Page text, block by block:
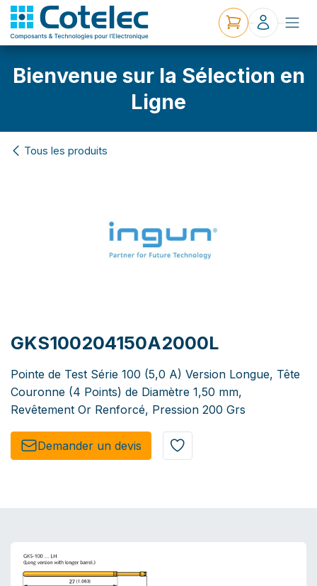
Bienvenue sur la Sélection en
Ligne
Tous les produits
GKS100204150A2000L
Pointe de Test Série 100 (5,0 A) Version Longue, Tête
Couronne (4 Points) de Diamètre 1,50 mm,
Revêtement Or Renforcé, Pression 200 Grs
Demander un de​​vis​​